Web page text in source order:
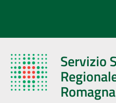
Servizio
Romagna